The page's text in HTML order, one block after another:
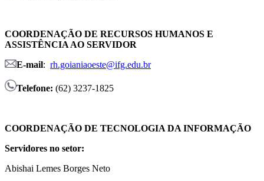
COORDENAÇÃO DE RECURSOS HUMANOS E
ASSISTÊNCIA AO SERVIDOR
E-mail: rh.goianiaoeste@ifg.edu.br
Telefone: (62) 3237-1825
COORDENAÇÃO DE TECNOLOGIA DA INFORMAÇÃO
Servidores no setor:
Abishai Lemes Borges Neto